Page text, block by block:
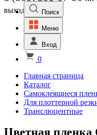
выходной
Поиск
Меню
Вход
0
Главная страница
Каталог
Самоклеящиеся
Для плоттерной
Транслюцентные
Цветная пленка